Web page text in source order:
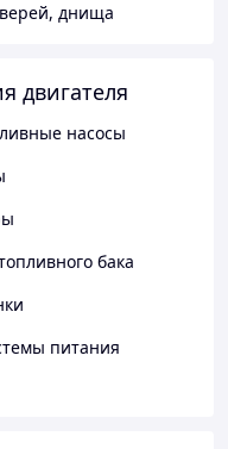
днища
двигателя
насосы
бака
питания